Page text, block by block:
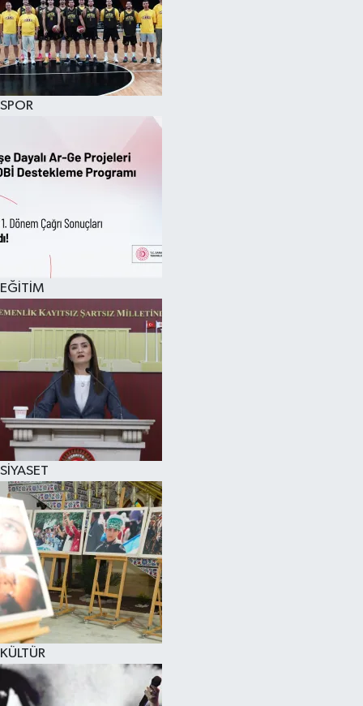
SPOR
EĞİTİM
SİYASET
KÜLTÜR